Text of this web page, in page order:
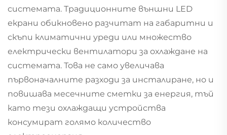
системата. Традиционните външни LED
екрани обикновено разчитат на габаритни и
скъпи климатични уреди или множество
електрически вентилатори за охлаждане на
системата. Това не само увеличава
първоначалните разходи за инсталиране, но и
повишава месечните сметки за енергия, тъй
като тези охлаждащи устройства
консумират голямо количество